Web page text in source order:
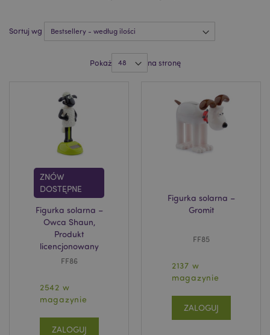
Sortuj wg
Pokaż na stronę
ZNÓW
DOSTĘPNE
Figurka solarna –
Owca Shaun,
Produkt
licencjonowany
FF86
2542 w
magazynie
ZALOGUJ
Figurka solarna –
Gromit
FF85
2137 w
magazynie
ZALOGUJ